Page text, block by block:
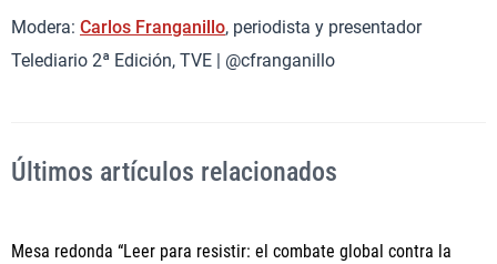
Modera: Carlos Franganillo, periodista y presentador
Telediario 2ª Edición, TVE | @cfranganillo
Últimos artículos relacionados
Mesa redonda “Leer para resistir: el combate global contra la